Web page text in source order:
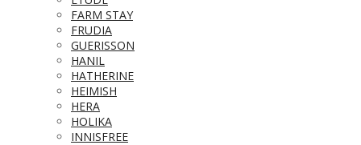
FARM STAY
FRUDIA
GUERISSON
HANIL
HATHERINE
HEIMISH
HERA
HOLIKA
INNISFREE